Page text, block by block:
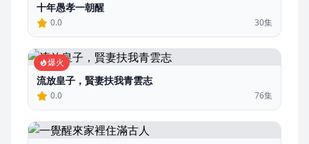
十年愚孝一朝醒
0.0 30集
爆火
流放皇子，賢妻扶我青雲志
0.0 76集